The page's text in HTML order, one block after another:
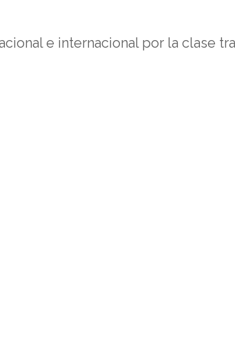
e internacional por la clase